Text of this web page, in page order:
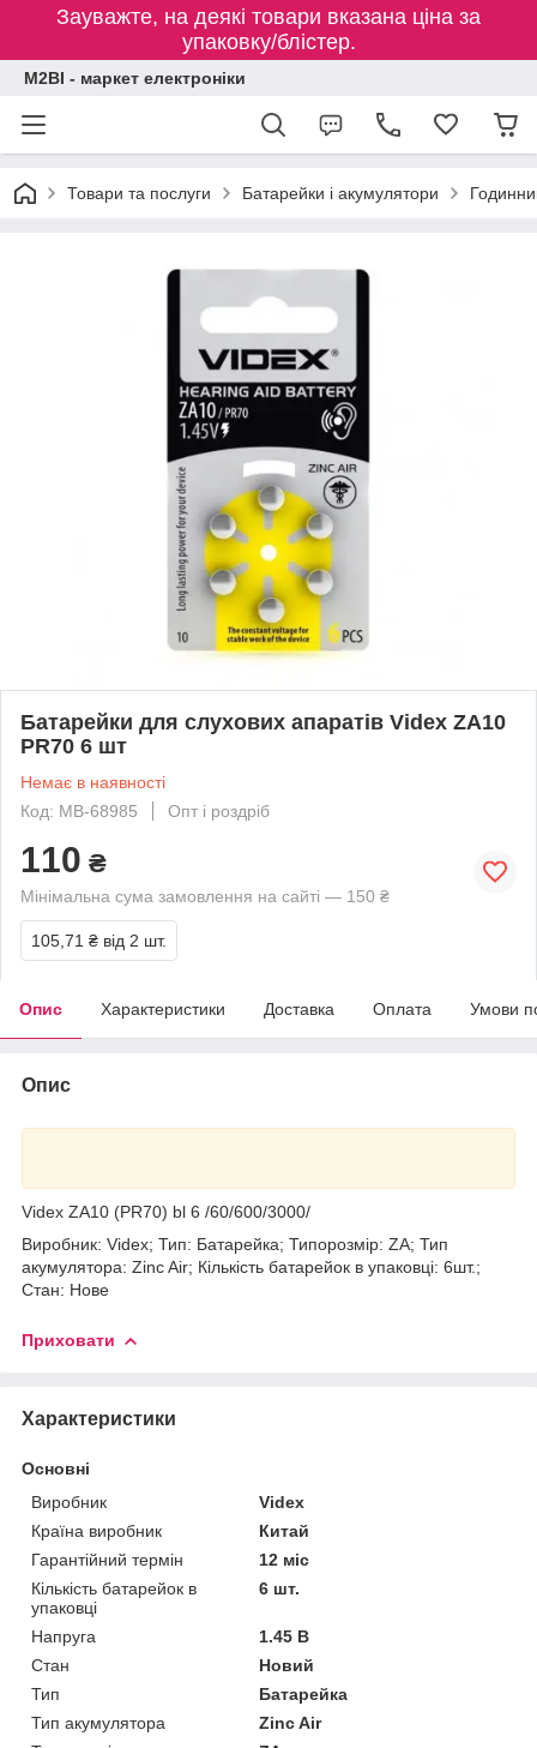
Зауважте, на деякі товари вказана ціна за
упаковку/блістер.
M2BI - маркет електроніки
Товари та послуги Батарейки і акумулятори
Батарейки для слухових апаратів Videx ZA10
PR70 6 шт
Немає в наявності
Код: MB-68985
Опт і роздріб
110 ₴
Мінімальна сума замовлення на сайті — 150 ₴
105,71 ₴ від 2 шт.
Опис Характеристики Доставка Оплата Умови
Опис
Videx ZA10 (PR70) bl 6 /60/600/3000/
Виробник: Videx; Тип: Батарейка; Типорозмір: ZA; Тип
акумулятора: Zinc Air; Кількість батарейок в упаковці: 6шт.;
Стан: Нове
Приховати
Характеристики
Основні
Виробник
Videx
Країна виробник
Китай
Гарантійний термін
12 міс
Кількість батарейок в
упаковці
6 шт.
Напруга
1.45 В
Стан
Новий
Тип
Батарейка
Тип акумулятора
Zinc Air